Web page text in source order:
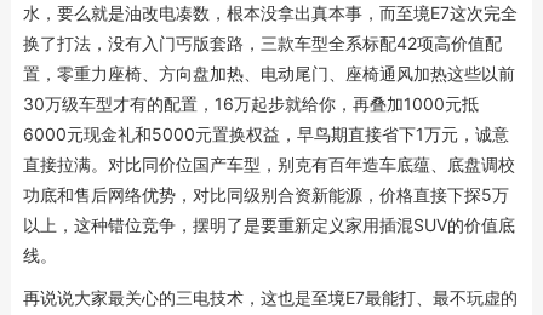
水，要么就是油改电凑数，根本没拿出真本事，而至境E7这次完全
换了打法，没有入门丐版套路，三款车型全系标配42项高价值配
置，零重力座椅、方向盘加热、电动尾门、座椅通风加热这些以前
30万级车型才有的配置，16万起步就给你，再叠加1000元抵
6000元现金礼和5000元置换权益，早鸟期直接省下1万元，诚意
直接拉满。对比同价位国产车型，别克有百年造车底蕴、底盘调校
功底和售后网络优势，对比同级别合资新能源，价格直接下探5万
以上，这种错位竞争，摆明了是要重新定义家用插混SUV的价值底
线。
再说说大家最关心的三电技术，这也是至境E7最能打、最不玩虚的